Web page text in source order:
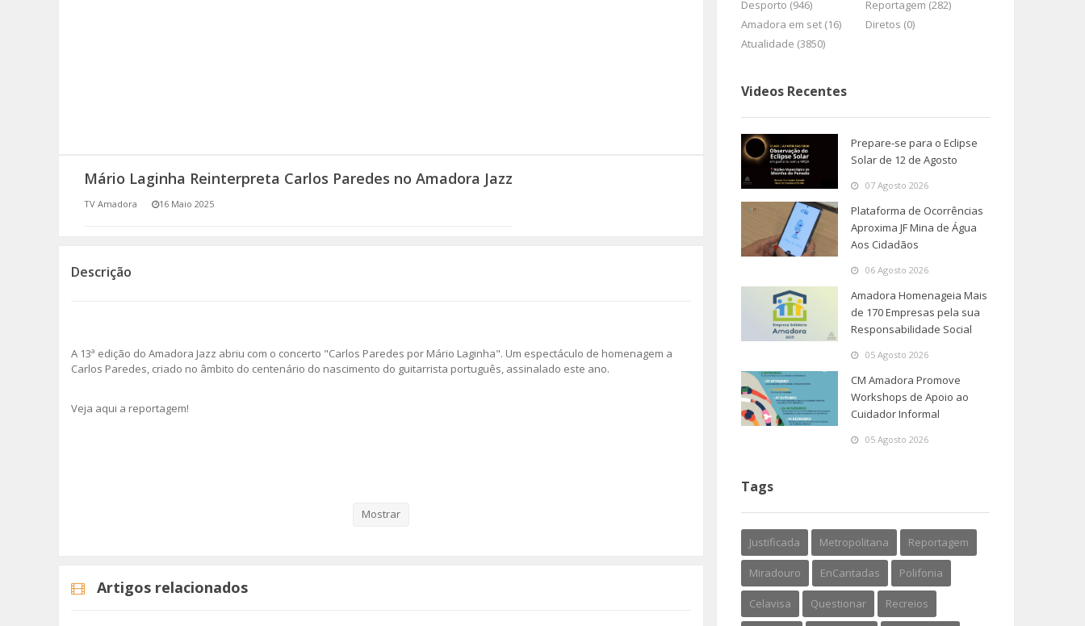
(RE) PENSAMENTOS
Mário Laginha Reinterpreta Carlos Paredes no Amadora Jazz
TV Amadora 16 Maio 2025
Descrição
A 13ª edição do Amadora Jazz abriu com o concerto "Carlos Paredes por Mário Laginha". Um espectáculo de homenagem a
Carlos Paredes, criado no âmbito do centenário do nascimento do guitarrista português, assinalado este ano.
Veja aqui a reportagem!
Mostrar
Artigos relacionados
Desporto (946)
Reportagem (282)
Amadora em set (16)
Diretos (0)
Atualidade (3850)
Videos Recentes
Prepare-se para o Eclipse
Solar de 12 de Agosto
07 Agosto 2026
Plataforma de Ocorrências
Aproxima JF Mina de Água
Aos Cidadãos
06 Agosto 2026
Amadora Homenageia Mais
de 170 Empresas pela sua
Responsabilidade Social
05 Agosto 2026
CM Amadora Promove
Workshops de Apoio ao
Cuidador Informal
05 Agosto 2026
Tags
Justificada Metropolitana Reportagem
Miradouro EnCantadas Polifonia
Celavisa Questionar Recreios